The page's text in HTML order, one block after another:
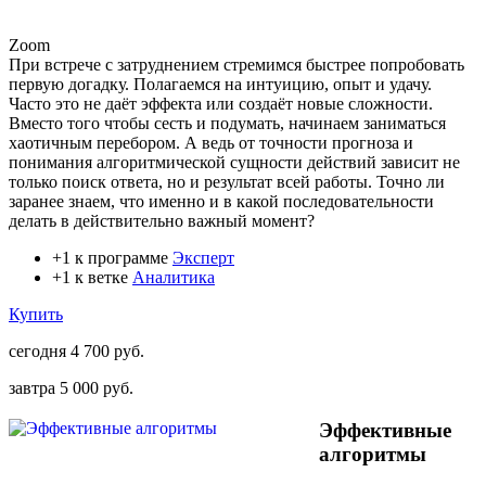
Zoom
При встрече с затруднением стремимся быстрее попробовать
первую догадку. Полагаемся на интуицию, опыт и удачу.
Часто это не даёт эффекта или создаёт новые сложности.
Вместо того чтобы сесть и подумать, начинаем заниматься
хаотичным перебором. А ведь от точности прогноза и
понимания алгоритмической сущности действий зависит не
только поиск ответа, но и результат всей работы. Точно ли
заранее знаем, что именно и в какой последовательности
делать в действительно важный момент?
+1 к программе Эксперт
+1 к ветке Аналитика
Купить
сегодня 4 700 руб.
завтра 5 000 руб.
Эффективные
алгоритмы